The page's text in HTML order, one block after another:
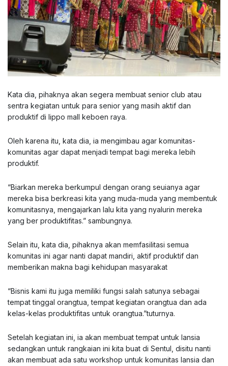
Kata dia, pihaknya akan segera membuat senior club atau
sentra kegiatan untuk para senior yang masih aktif dan
produktif di lippo mall keboen raya.
Oleh karena itu, kata dia, ia mengimbau agar komunitas-
komunitas agar dapat menjadi tempat bagi mereka lebih
produktif.
“Biarkan mereka berkumpul dengan orang seuianya agar
mereka bisa berkreasi kita yang muda-muda yang membentuk
komunitasnya, mengajarkan lalu kita yang nyalurin mereka
yang ber produktifitas.” sambungnya.
Selain itu, kata dia, pihaknya akan memfasilitasi semua
komunitas ini agar nanti dapat mandiri, aktif produktif dan
memberikan makna bagi kehidupan masyarakat
“Bisnis kami itu juga memiliki fungsi salah satunya sebagai
tempat tinggal orangtua, tempat kegiatan orangtua dan ada
kelas-kelas produktifitas untuk orangtua.”tuturnya.
Setelah kegiatan ini, ia akan membuat tempat untuk lansia
sedangkan untuk rangkaian ini kita buat di Sentul, disitu nanti
akan membuat ada satu workshop untuk komunitas lansia dan